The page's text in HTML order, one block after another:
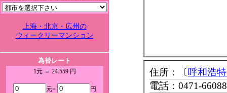
上海・北京・広州の
ウィークリーマンション
為替レート
1元 ＝ 24.559 円
元= 円
住所：〔 呼和浩
電話：0471-